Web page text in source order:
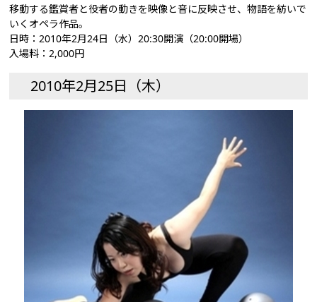
移動する鑑賞者と役者の動きを映像と音に反映させ、物語を紡いで
いくオペラ作品。
日時：2010年2月24日（水）20:30開演（20:00開場）
入場料：2,000円
2010年2月25日（木）